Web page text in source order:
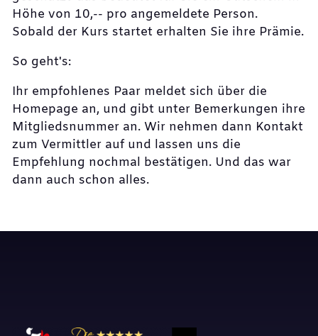
Höhe von 10,-- pro angemeldete Person.
Sobald der Kurs startet erhalten Sie ihre Prämie.
So geht's:
Ihr empfohlenes Paar meldet sich über die
Homepage an, und gibt unter Bemerkungen ihre
Mitgliedsnummer an. Wir nehmen dann Kontakt
zum Vermittler auf und lassen uns die
Empfehlung nochmal bestätigen. Und das war
dann auch schon alles.